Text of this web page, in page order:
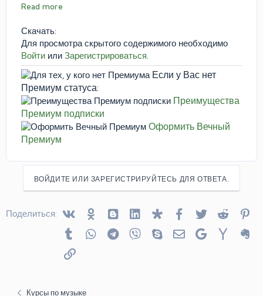
Read more
Скачать:
Для просмотра скрытого содержимого необходимо
Войти или Зарегистрироваться
Если у Вас нет
Премиум статуса:
Преимущества
Премиум подписки
Оформить Вечный
Премиум
ВОЙДИТЕ ИЛИ ЗАРЕГИСТРИРУЙТЕСЬ ДЛЯ ОТВЕТА.
Поделиться: VkontakteOdnoklassniki
Blogger Linked InDiasporaFacebook
TwitterReddit
Tumblr WhatsAppTelegram
Viber SkypeЭлектронная почта
Google Yahoo
Ссылка
Курсы по музыке